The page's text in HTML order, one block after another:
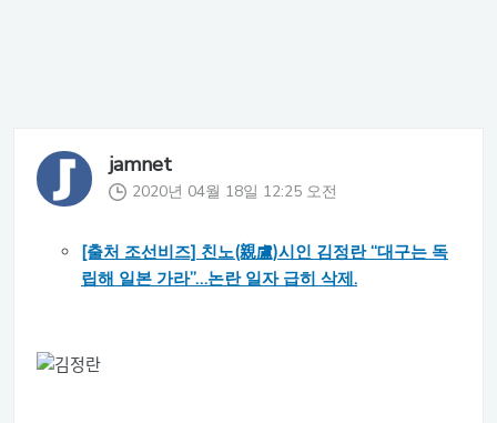
jamnet
2020년 04월 18일 12:25 오전
[출처 조선비즈] 친노(親盧)시인 김정란 “대구는 독
립해 일본 가라”…논란 일자 급히 삭제.